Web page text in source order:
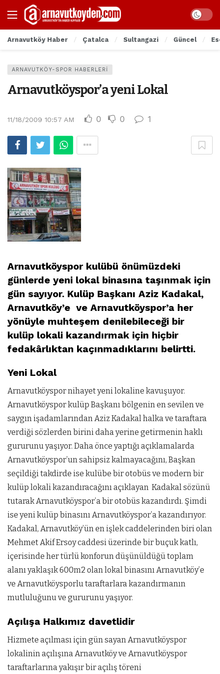
Arnavutköy Haber Çatalca Sultangazi Güncel
ARNAVUTKÖY-SPOR HABERLERI
Arnavutköyspor’a yeni Lokal
11/18/2009 10:57 AM 0 0 1
Arnavutköyspor kulübü önümüzdeki
günlerde yeni lokal binasına taşınmak için
gün sayıyor. Kulüp Başkanı Aziz Kadakal,
Arnavutköy’e ve Arnavutköyspor’a her
yönüyle muhteşem denilebileceği bir
kulüp lokali kazandırmak için hiçbir
fedakârlıktan kaçınmadıklarını belirtti.
Yeni Lokal
Arnavutköyspor nihayet yeni lokaline kavuşuyor.
Arnavutköyspor kulüp Başkanı bölgenin en sevilen ve
saygın işadamlarından Aziz Kadakal halka ve taraftara
verdiği sözlerden birini daha yerine getirmenin haklı
gururunu yaşıyor. Daha önce yaptığı açıklamalarda
Arnavutköyspor’un sahipsiz kalmayacağını, Başkan
seçildiği takdirde ise kulübe bir otobüs ve modern bir
kulüp lokali kazandıracağını açıklayan Kadakal sözünü
tutarak Arnavutköyspor’a bir otobüs kazandırdı. Şimdi
ise yeni kulüp binasını Arnavutköyspor’a kazandırıyor.
Kadakal, Arnavutköy’ün en işlek caddelerinden biri olan
Mehmet Akif Ersoy caddesi üzerinde bir buçuk katlı,
içerisinde her türlü konforun düşünüldüğü toplam
alanı yaklaşık 600m2 olan lokal binasını Arnavutköy’e
ve Arnavutköysporlu taraftarlara kazandırmanın
mutluluğunu ve gururunu yaşıyor.
Açılışa Halkımız davetlidir
Hizmete açılması için gün sayan Arnavutköyspor
lokalinin açılışına Arnavutköy ve Arnavutköyspor
taraftarlarına yakışır bir açılış töreni